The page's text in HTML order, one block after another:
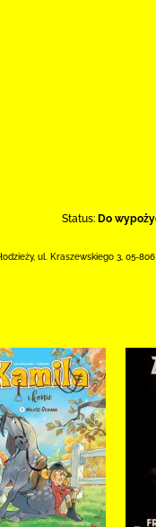
Status: Do
ul. Kraszewskiego 3 05-